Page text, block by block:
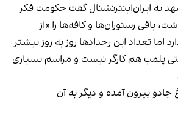
به ایران‌اینترنشنال گفت حکومت فکر
باقی رستوران‌ها و کافه‌ها را «از
اما تعداد این رخدادها روز به روز بیشتر
پلمب هم کارگر نیست و مراسم بسیاری
جادو بیرون آمده و دیگر به آن